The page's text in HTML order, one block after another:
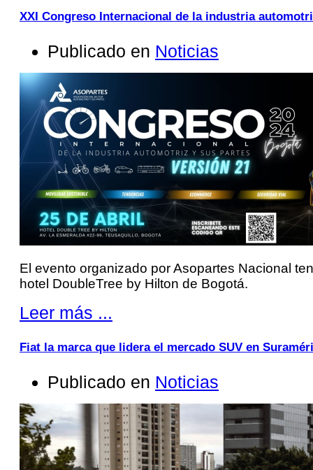
XXI Congreso Internacional de la industria
Publicado en Noticias
El evento organizado por Asopartes Nacional
hotel DoubleTree by Hilton de Bogotá.
Leer más ...
Fiat la marca que lidera el mercado SUV en
Publicado en Noticias